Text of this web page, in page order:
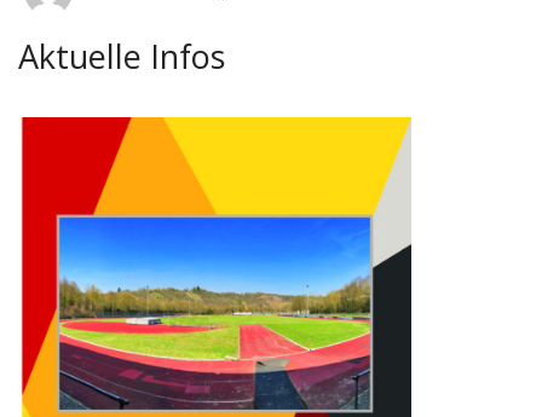
Aktuelle Infos